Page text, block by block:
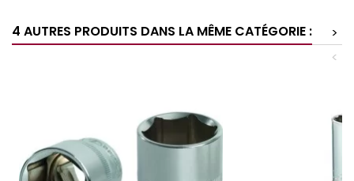
4 AUTRES PRODUITS DANS LA MÊME CATÉGORIE :
>
<